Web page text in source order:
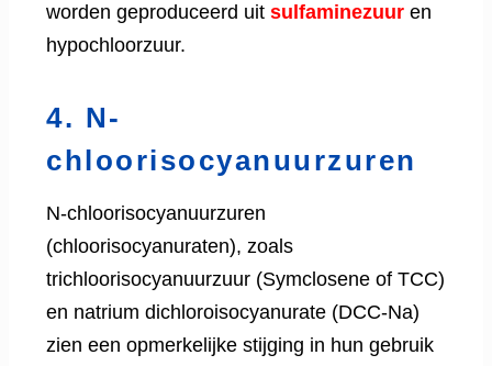
worden geproduceerd uit sulfaminezuur en
hypochloorzuur.
4. N-
chloorisocyanuurzuren
N-chloorisocyanuurzuren
(chloorisocyanuraten), zoals
trichloorisocyanuurzuur (Symclosene of TCC)
en natrium dichloroisocyanurate (DCC-Na)
zien een opmerkelijke stijging in hun gebruik